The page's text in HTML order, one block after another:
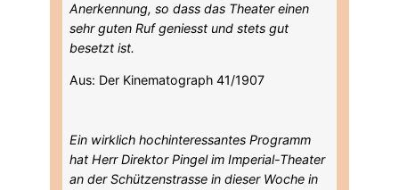
Anerkennung, so dass das Theater einen
sehr guten Ruf geniesst und stets gut
besetzt ist.
Aus: Der Kinematograph 41/1907
Ein wirklich hochinteressantes Programm
hat Herr Direktor Pingel im Imperial-Theater
an der Schützenstrasse in dieser Woche in